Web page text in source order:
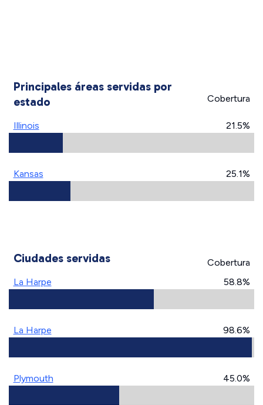
Principales áreas servidas por
estado
Cobertura
Illinois 21.5%
Kansas 25.1%
Ciudades servidas
Cobertura
La Harpe
58.8%
La Harpe 98.6%
Plymouth 45.0%